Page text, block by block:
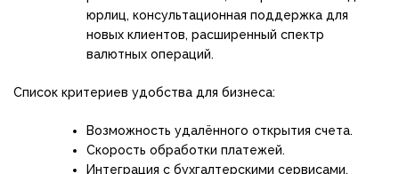
юрлиц, консультационная поддержка для
новых клиентов, расширенный спектр
валютных операций.
Список критериев удобства для бизнеса:
Возможность удалённого открытия счета.
Скорость обработки платежей.
Интеграция с бухгалтерскими сервисами.